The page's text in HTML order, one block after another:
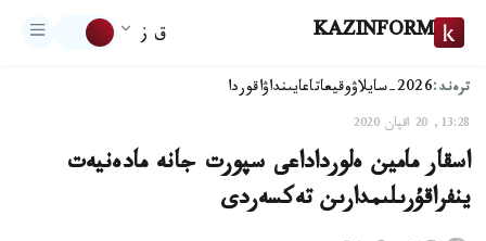
KAZINFORM ق ز
ترەند:2026-سايلاۋ وقيعاتاعايىنداۋاقوردا
13:28, 20 اقپان 2020
اسقار مامين ەلورداداعى سپورت جانە مادەنيەت
ينفراقۇرىلىمدارىن تەكسەردى